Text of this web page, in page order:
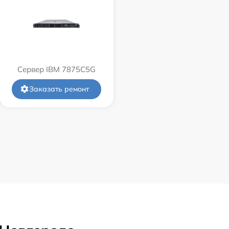
Сервер IBM 7875C5G
Заказать ремонт